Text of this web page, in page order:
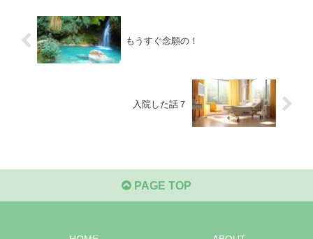
もうすぐ念願の！
入院した話７
PAGE TOP